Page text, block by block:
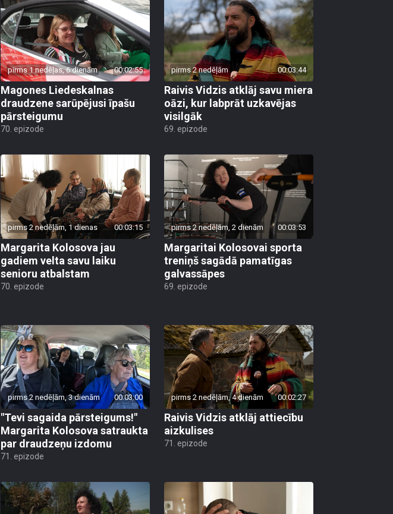
pirms 1 nedēļas, 6 dienām 00:02:55
Magones Liedeskalnas
draudzene sarūpējusi īpašu
pārsteigumu
70. epizode
pirms 2 nedēļām 00:03:44
Raivis Vidzis atklāj savu miera
oāzi, kur labprāt uzkavējas
visilgāk
69. epizode
pirms 2 nedēļām, 1 dienas 00:03:15
Margarita Kolosova jau
gadiem velta savu laiku
senioru atbalstam
70. epizode
pirms 2 nedēļām, 2 dienām 00:03:53
Margaritai Kolosovai sporta
treniņš sagādā pamatīgas
galvassāpes
69. epizode
pirms 2 nedēļām, 3 dienām 00:03:00
"Tevi sagaida pārsteigums!"
Margarita Kolosova satraukta
par draudzeņu izdomu
71. epizode
pirms 2 nedēļām, 4 dienām 00:02:27
Raivis Vidzis atklāj attiecību
aizkulises
71. epizode